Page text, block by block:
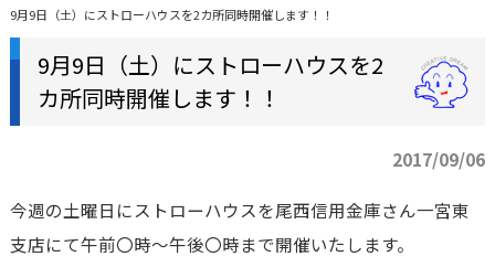
9月9日（土）にストローハウスを2カ所同時開催します！！
9月9日（土）にストローハウスを2
カ所同時開催します！！
2017/09/06
今週の土曜日にストローハウスを尾西信用金庫さん一宮東
支店にて午前〇時～午後〇時まで開催いたします。